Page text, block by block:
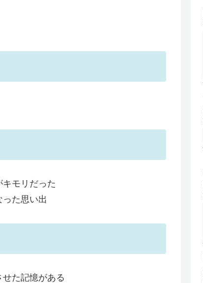
モリだった
た思い出
た記憶がある